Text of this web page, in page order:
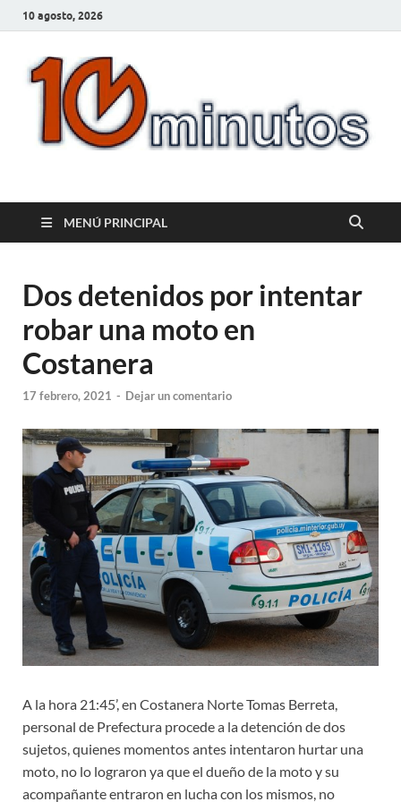
10 agosto, 2026
10minutos.com.uy
MENÚ PRINCIPAL
Dos detenidos por intentar
robar una moto en
Costanera
17 febrero, 2021 - Dejar un comentario
A la hora 21:45’, en Costanera Norte Tomas Berreta,
personal de Prefectura procede a la detención de dos
sujetos, quienes momentos antes intentaron hurtar una
moto, no lo lograron ya que el dueño de la moto y su
acompañante entraron en lucha con los mismos, no